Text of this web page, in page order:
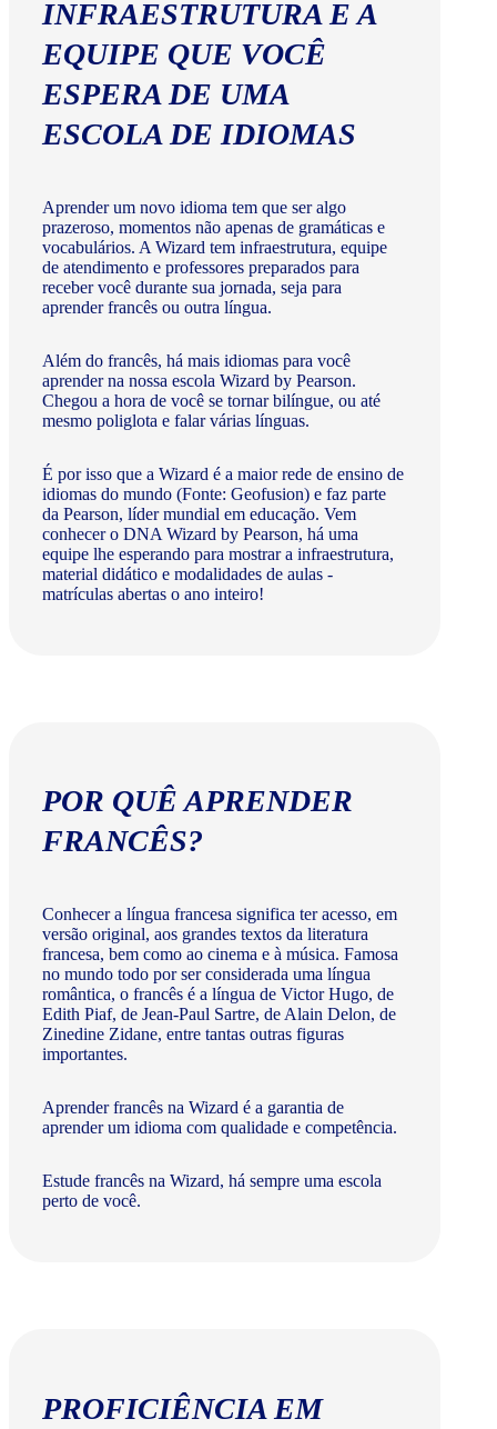
INFRAESTRUTURA E A
EQUIPE QUE VOCÊ
ESPERA DE UMA
ESCOLA DE IDIOMAS
Aprender um novo idioma tem que ser algo
prazeroso, momentos não apenas de gramáticas e
vocabulários. A Wizard tem infraestrutura, equipe
de atendimento e professores preparados para
receber você durante sua jornada, seja para
aprender francês ou outra língua.
Além do francês, há mais idiomas para você
aprender na nossa escola Wizard by Pearson.
Chegou a hora de você se tornar bilíngue, ou até
mesmo poliglota e falar várias línguas.
É por isso que a Wizard é a maior rede de ensino de
idiomas do mundo (Fonte: Geofusion) e faz parte
da Pearson, líder mundial em educação. Vem
conhecer o DNA Wizard by Pearson, há uma
equipe lhe esperando para mostrar a infraestrutura,
material didático e modalidades de aulas -
matrículas abertas o ano inteiro!
POR QUÊ APRENDER
FRANCÊS?
Conhecer a língua francesa significa ter acesso, em
versão original, aos grandes textos da literatura
francesa, bem como ao cinema e à música. Famosa
no mundo todo por ser considerada uma língua
romântica, o francês é a língua de Victor Hugo, de
Edith Piaf, de Jean-Paul Sartre, de Alain Delon, de
Zinedine Zidane, entre tantas outras figuras
importantes.
Aprender francês na Wizard é a garantia de
aprender um idioma com qualidade e competência.
Estude francês na Wizard, há sempre uma escola
perto de você.
PROFICIÊNCIA EM